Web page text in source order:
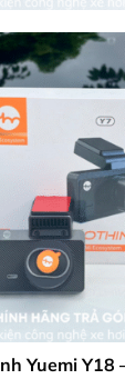
Yuemi Y18